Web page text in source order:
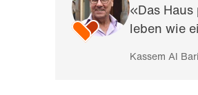
«Das
leben wie
Kassem Al